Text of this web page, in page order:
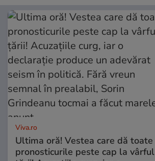
Viva.ro
Ultima oră! Vestea care dă toate
pronosticurile peste cap la vârful